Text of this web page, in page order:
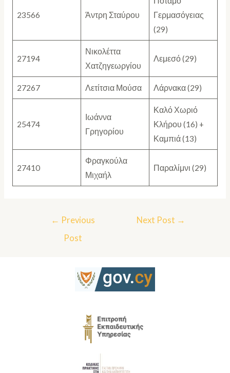
23566 Άντρη Σταύρου
Γερμασόγειας
(29)
27194
Νικολέττα
Χατζηγεωργίου
Λεμεσό (29)
27267 Λετίτσια Μούσα Λάρνακα (29)
25474
Ιωάννα
Γρηγορίου
Καλό Χωριό
Κλήρου (16) +
Καμπιά (13)
27410
Φραγκούλα
Μιχαήλ
Παραλίμνι (29)
← Previous
Post
Next Post →